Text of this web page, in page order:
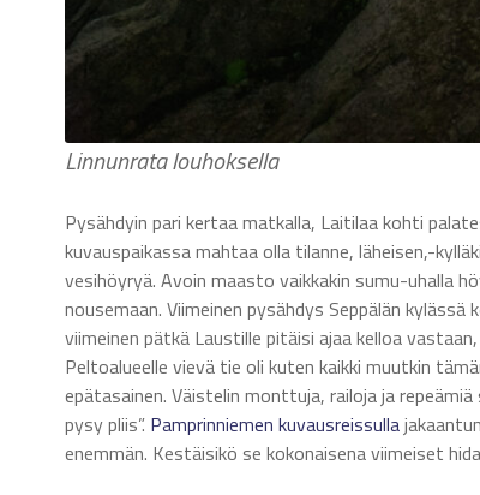
Linnunrata louhoksella
Pysähdyin pari kertaa matkalla, Laitilaa kohti
kuvauspaikassa mahtaa olla tilanne, läheisen,-
vesihöyryä. Avoin maasto vaikkakin sumu-uhalla
nousemaan. Viimeinen pysähdys Seppälän
viimeinen pätkä Laustille pitäisi ajaa kelloa
Peltoalueelle vievä tie oli kuten kaikki muutkin
epätasainen. Väistelin monttuja, railoja ja
pysy pliis”. Pamprinniemen kuvausreissulla
enemmän. Kestäisikö se kokonaisena viimeiset